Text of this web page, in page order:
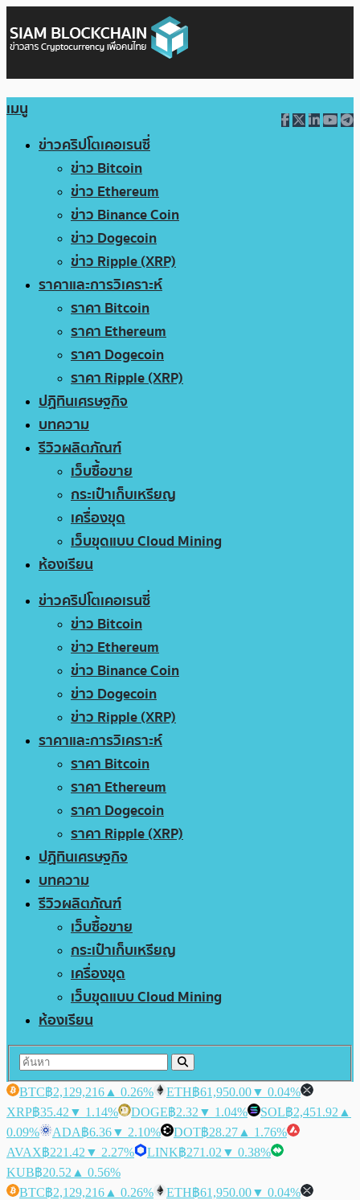
เมนู
ข่าวคริปโตเคอเรนซี่
ข่าว Bitcoin
ข่าว Ethereum
ข่าว Binance Coin
ข่าว Dogecoin
ข่าว Ripple (XRP)
ราคาและการวิเคราะห์
ราคา Bitcoin
ราคา Ethereum
ราคา Dogecoin
ราคา Ripple (XRP)
ปฏิทินเศรษฐกิจ
บทความ
รีวิวผลิตภัณฑ์
เว็บซื้อขาย
กระเป๋าเก็บเหรียญ
เครื่องขุด
เว็บขุดแบบ Cloud Mining
ห้องเรียน
ข่าวคริปโตเคอเรนซี่
ข่าว Bitcoin
ข่าว Ethereum
ข่าว Binance Coin
ข่าว Dogecoin
ข่าว Ripple (XRP)
ราคาและการวิเคราะห์
ราคา Bitcoin
ราคา Ethereum
ราคา Dogecoin
ราคา Ripple (XRP)
ปฏิทินเศรษฐกิจ
บทความ
รีวิวผลิตภัณฑ์
เว็บซื้อขาย
กระเป๋าเก็บเหรียญ
เครื่องขุด
เว็บขุดแบบ Cloud Mining
ห้องเรียน
BTC฿2,129,216 ▲ 0.26% ETH฿61,950.00▼ 0.04%
XRP฿35.42 ▼ 1.14% DOGE฿2.32 ▼ 1.04% SOL฿2,451.92 ▲
0.09%
ADA฿6.36▼ 2.10% DOT฿28.27 ▲ 1.76%
AVAX฿221.42 ▼ 2.27% LINK฿271.02 ▼ 0.38%
KUB฿20.52 ▲ 0.56%
BTC฿2,129,216 ▲ 0.26% ETH฿61,950.00▼ 0.04%